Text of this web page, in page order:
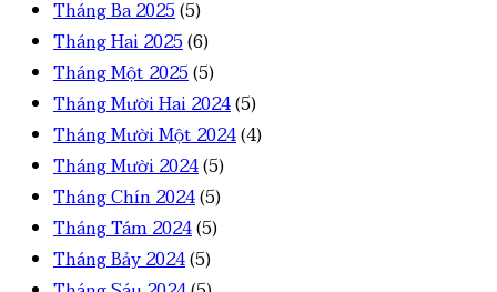
Tháng Ba 2025(5)
Tháng Hai 2025(6)
Tháng Một 2025(5)
Tháng Mười Hai 2024(5)
Tháng Mười Một 2024(4)
Tháng Mười 2024(5)
Tháng Chín 2024(5)
Tháng Tám 2024(5)
Tháng Bảy 2024(5)